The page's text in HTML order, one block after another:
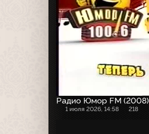
Радио Юмор FM (2008)
1 июля 2026, 14:58 218